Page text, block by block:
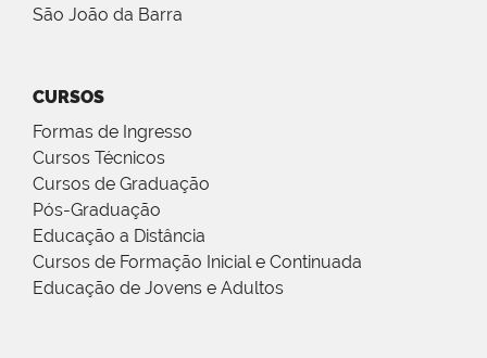
São João da Barra
CURSOS
Formas de Ingresso
Cursos Técnicos
Cursos de Graduação
Pós-Graduação
Educação a Distância
Cursos de Formação Inicial e Continuada
Educação de Jovens e Adultos